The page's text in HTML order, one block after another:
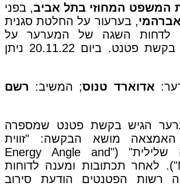
המשפט המחוזי בתל אביב, בפני
, בערעור על החלטת סגנית
לדחות השגה של המערער על
החלטה לסירוב בקשת פטנט. ביום 20.11.22 ניתן
אדוארד טנוס; המשיב: רשם
הגיש בקשת פטנט שמספרה
שם האמצאה מושא הבקשה: "זווית
אנרגטית ומסה שלילית" ("Energy Angle and
Negative Mass"). לאחר תכתובות ומענה לדוחות
רשות הפטנטים הודעת סירוב